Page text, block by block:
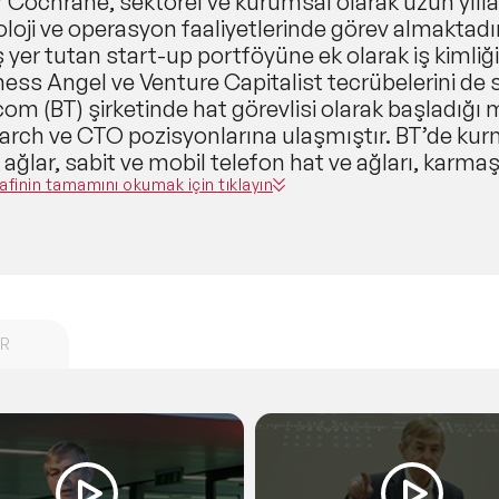
ve operasyon faaliyetlerinde görev
yer tutan start-up portföyüne ek olarak iş
Angel ve Venture Capitalist tecrübelerini de
(BT) şirketinde hat görevlisi olarak başladığı
ve CTO pozisyonlarına ulaşmıştır. BT’de
sabit ve mobil telefon hat ve ağları,
zeka (AI, AL), geleceğe yönelik ürünler, insan
bir spektrumda çalışmalar gerçekleştiren
Motorola, 3M, Dupont, Ford, Jaguar, Sun,
Mahindra, PWC, EY, Pirelli’nin de
ihtiyaçlarına cevap vermiştir. Cochrane
tamamını okumak için tıklayın